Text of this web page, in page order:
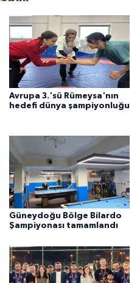
Avrupa 3.'sü Rümeysa'nın
hedefi dünya şampiyonluğu
Güneydoğu Bölge Bilardo
Şampiyonası tamamlandı